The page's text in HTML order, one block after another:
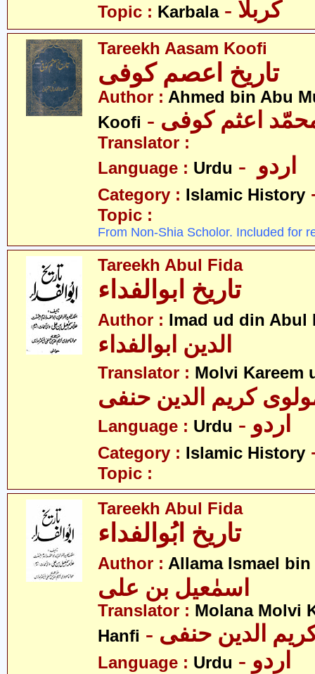
Topic : Karbala - کربلا
Tareekh Aasam Koofi
تاریخ اعصم کوفی
Author : Ahmed bin Abu
Koofi
Translator :
Language : Urdu
Category : Islamic History
Topic :
From Non-Shia Scholor. Included for
Tareekh Abul Fida
تاریخ ابوالفداء
Author : Imad ud din Abul
الدین ابوالفداء
Translator : Molvi Kareem
کریم الدین حنفی
Language : Urdu - اردو
Category : Islamic History
Topic :
Tareekh Abul Fida
تاریخ ابُوالفداء
Author : Allama Ismael
اسمٰعیل بن علی
Translator : Molana Molvi
Hanfi
کریم الدین حنفی
Language : Urdu - اردو